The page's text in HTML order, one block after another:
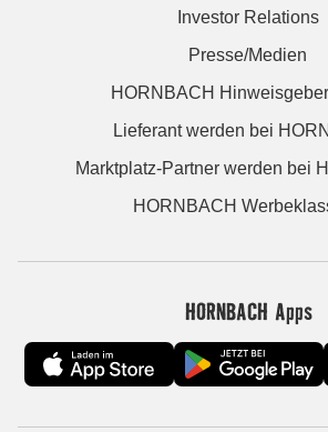
Investor Relations
Presse/Medien
HORNBACH
Lieferant werden bei
Marktplatz-Partner werden bei
HORNBACH
HORNBACH Apps